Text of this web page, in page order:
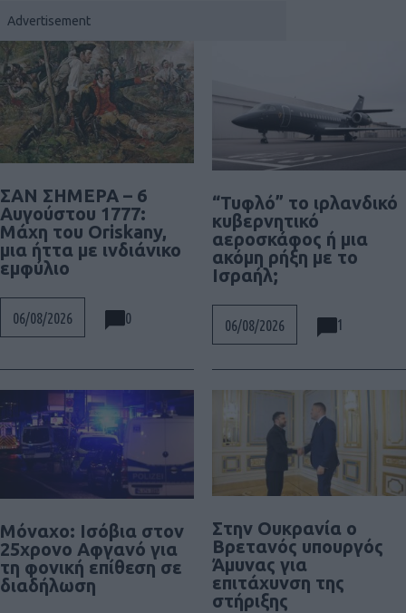
ΣΑΝ ΣΗΜΕΡΑ – 6
Αυγούστου 1777:
Μάχη του Oriskany,
μια ήττα με ινδιάνικο
εμφύλιο
06/08/2026 0
“Τυφλό” το ιρλανδικό
κυβερνητικό
αεροσκάφος ή μια
ακόμη ρήξη με το
Ισραήλ;
06/08/2026 1
Μόναχο: Ισόβια στον
25χρονο Αφγανό για
τη φονική επίθεση σε
διαδήλωση
Στην Ουκρανία ο
Βρετανός υπουργός
Άμυνας για
επιτάχυνση της
στήριξης